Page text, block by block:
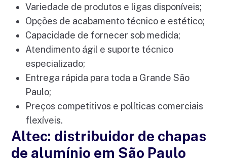
Variedade de produtos e ligas disponíveis;
Opções de acabamento técnico e estético;
Capacidade de fornecer sob medida;
Atendimento ágil e suporte técnico
especializado;
Entrega rápida para toda a Grande São
Paulo;
Preços competitivos e políticas comerciais
flexíveis.
Altec: distribuidor de chapas
de alumínio em São Paulo